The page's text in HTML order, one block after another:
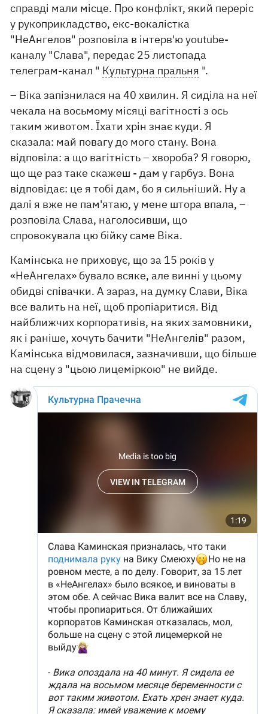
справді мали місце. Про конфлікт, який переріс
у рукоприкладство, екс-вокалістка
"НеАнгелов" розповіла в інтерв'ю youtube-
каналу "Слава", передає 25 листопада
телеграм-канал " Культурна пральня ".
– Віка запізнилася на 40 хвилин. Я сиділа на неї
чекала на восьмому місяці вагітності з ось
таким животом. Їхати хрін знає куди. Я
сказала: май повагу до мого стану. Вона
відповіла: а що вагітність – хвороба? Я говорю,
що ще раз таке скажеш - дам у гарбуз. Вона
відповідає: це я тобі дам, бо я сильніший. Ну а
далі я вже не пам'ятаю, у мене штора впала, –
розповіла Слава, наголосивши, що
спровокувала цю бійку саме Віка.
Камінська не приховує, що за 15 років у
«НеАнгелах» бувало всяке, але винні у цьому
обидві співачки. А зараз, на думку Слави, Віка
все валить на неї, щоб пропіаритися. Від
найближчих корпоративів, на яких замовники,
як і раніше, хочуть бачити "НеАнгелів" разом,
Камінська відмовилася, зазначивши, що більше
на сцену з "цьою лицеміркою" не вийде.